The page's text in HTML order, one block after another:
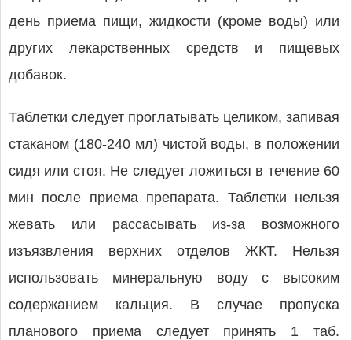
день приема пищи, жидкости (кроме воды) или
других лекарственных средств и пищевых
добавок.
Таблетки следует проглатывать целиком, запивая
стаканом (180-240 мл) чистой воды, в положении
сидя или стоя. Не следует ложиться в течение 60
мин после приема препарата. Таблетки нельзя
жевать или рассасывать из-за возможного
изъязвления верхних отделов ЖКТ. Нельзя
использовать минеральную воду с высоким
содержанием кальция. В случае пропуска
планового приема следует принять 1 таб.